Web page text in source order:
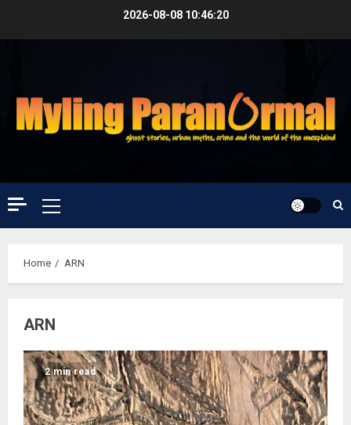
2026-08-08 10:46:20
Primary
Menu
Home ARN
ARN
2 min read